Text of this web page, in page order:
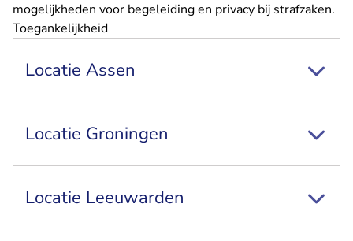
mogelijkheden voor begeleiding en privacy bij strafzaken.
Toegankelijkheid
Locatie Assen
Locatie Groningen
Locatie Leeuwarden